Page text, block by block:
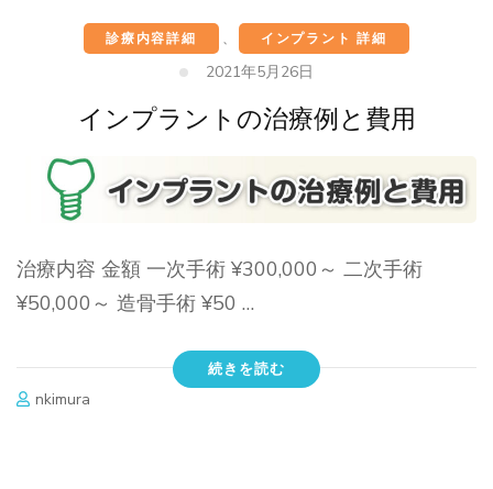
診療内容詳細 、 インプラント 詳細
2021年5月26日
インプラントの治療例と費用
治療内容 金額 一次手術 ¥300,000～ 二次手術
¥50,000～ 造骨手術 ¥50 …
続きを読む
nkimura